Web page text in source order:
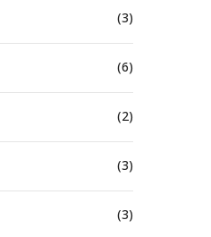
(3)
(6)
(2)
(3)
(3)